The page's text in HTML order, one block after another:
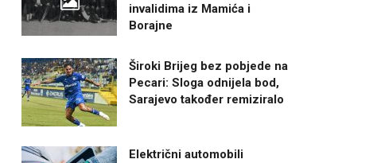
invalidima iz Mamića i
Borajne
Široki Brijeg bez pobjede na
Pecari: Sloga odnijela bod,
Sarajevo također remiziralo
Električni automobili